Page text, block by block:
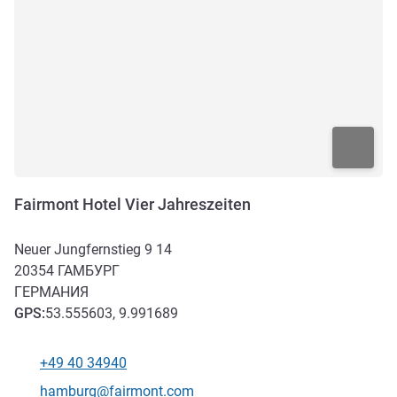
Fairmont Hotel Vier Jahreszeiten
Neuer Jungfernstieg 9 14
20354 ГАМБУРГ
ГЕРМАНИЯ
GPS:53.555603, 9.991689
Телефон
+49 40 34940
Контактный адрес электронной почты
hamburg@fairmont.com